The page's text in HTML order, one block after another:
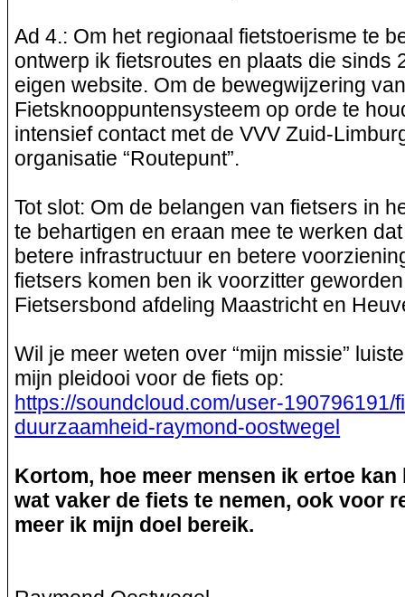
Ad 4.: Om het regionaal fietstoerisme te
ontwerp ik fietsroutes en plaats die sinds
eigen website. Om de bewegwijzering
Fietsknooppuntensysteem op orde te
intensief contact met de VVVZuid-
organisatie “Routepunt”.
Tot slot: Om de belangen van fietsers in
te behartigen en eraan mee te werken
betere infrastructuur en betere
fietsers komen ben ik voorzitter
Fietsersbond afdeling Maastricht en
Wil je meer weten over “mijn missie”
mijn pleidooi voor de fiets op:
https://soundcloud.com/user-190796191/
duurzaamheid-raymond-oostwegel
Kortom, hoe meer mensen ik ertoe kan
wat vaker de fiets te nemen, ook voor
meer ik mijn doel bereik.